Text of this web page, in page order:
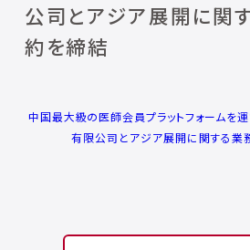
公司とアジア展開に関
約を締結
中国最大級の医師会員プラットフォームを
有限公司とアジア展開に関する業